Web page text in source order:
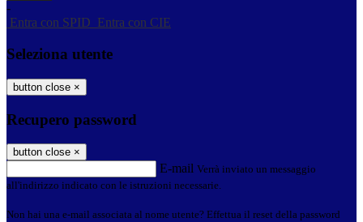
-
Entra con SPID Entra con CIE
Seleziona utente
button close ×
Recupero password
button close ×
E-mail Verrà inviato un messaggio
all'indirizzo indicato con le istruzioni necessarie.
Non hai una e-mail associata al nome utente? Effettua il reset della password